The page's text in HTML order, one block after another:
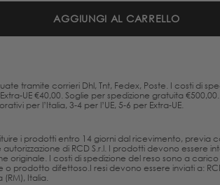
AGGIUNGI AL CARRELLO
tramite corrieri Dhl, Tnt, Fedex, Poste. I costi di
UE €40,00. Soglie per spedizione gratuita
per l’Italia, 3-4 per l’UE, 5-6 per Extra-UE.
i prodotti entro 14 giorni dal ricevimento, previa
di RCD S.r.l. I prodotti devono essere
originale. I costi di spedizione del reso sono a
prodotto difettoso.I resi devono essere inviati a:
(RM), Italia.